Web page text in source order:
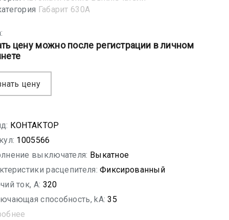
Габарит 630А
цену можно после регистрации в личном
цену
КОНТАКТОР
1005566
выключателя: Выкатное
расцепителя: Фиксированный
ток, A: 320
способность, kA: 35